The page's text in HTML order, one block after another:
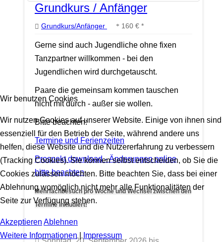
Grundkurs / Anfänger
Grundkurs/Anfänger 160 € *
Gerne sind auch Jugendliche ohne fixen
Tanzpartner willkommen - bei den
Jugendlichen wird durchgetauscht.
Paare die gemeinsam kommen tauschen
nicht mit durch - außer sie wollen.
Bitte beachten:
Termine und Ferienzeiten
Prospekt download - Änderungen online
bitte beachten
Mehrfachbesuch pro Woche und Wechsel zwischen den
Termine inkludiert!
Wir benutzen Cookies
Wir nutzen Cookies auf unserer Website. Einige von ihnen sind
essenziell für den Betrieb der Seite, während andere uns
helfen, diese Website und die Nutzererfahrung zu verbessern
(Tracking Cookies). Sie können selbst entscheiden, ob Sie die
Cookies zulassen möchten. Bitte beachten Sie, dass bei einer
Ablehnung womöglich nicht mehr alle Funktionalitäten der
Seite zur Verfügung stehen.
Akzeptieren Ablehnen
Weitere Informationen
Impressum